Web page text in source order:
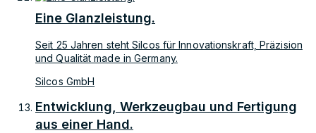
Eine Glanzleistung.
Seit 25 Jahren steht Silcos für Innovationskraft, Präzision
und Qualität made in Germany.
Silcos GmbH
Entwicklung, Werkzeugbau und Fertigung
aus einer Hand.